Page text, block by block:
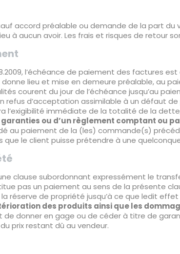
accord préalable ou demande de la part
à aucun avoir. Les frais et risques de retour
l’échéance de paiement des factures
lieu et mise en demeure préalable, au
courent du jour de l’échéance jusqu’au
refus d’acceptation assimilable à un défaut
l’exigibilité immédiate de la totalité de la
ou d’un règlement comptant ou
au paiement de la (les) commande(s)
que le client puisse prétendre à une
clause subordonnant expressément le
pas un paiement au sens de la présente
réserve de propriété jusqu’à ce que ledit
des produits ainsi que les
de donner en gage ou de céder à titre de
prix restant dû au vendeur.